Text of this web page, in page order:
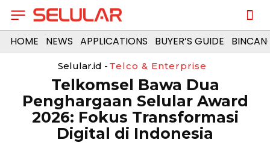
HOME NEWS APPLICATIONS BUYER’S GUIDE
Selular.id - Telco & Enterprise
Telkomsel Bawa Dua
Penghargaan Selular Award
2026: Fokus Transformasi
Digital di Indonesia